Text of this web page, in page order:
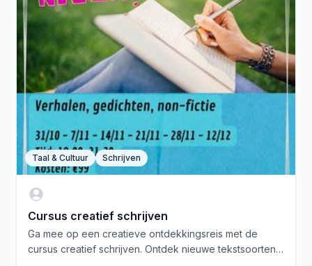
Taal & Cultuur Schrijven
Cursus creatief schrijven
Ga mee op een creatieve ontdekkingsreis met de
cursus creatief schrijven. Ontdek nieuwe tekstsoorten